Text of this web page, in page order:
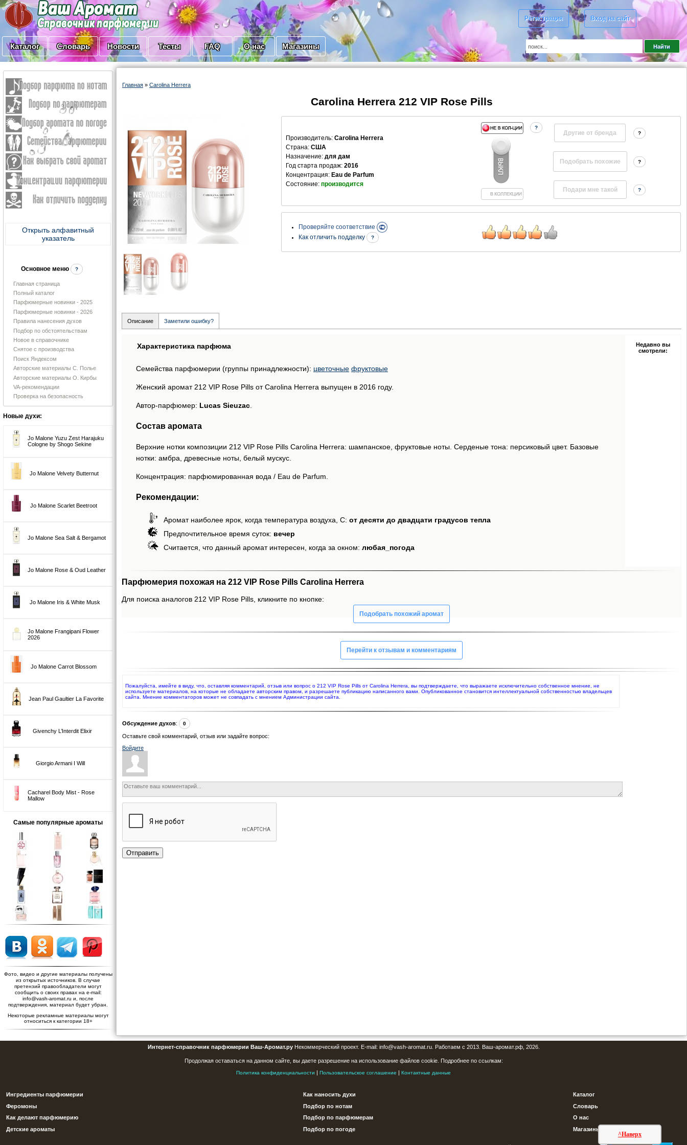
Регистрация Вход на сайт
Каталог Словарь Новости Тесты FAQ О нас Магазины
Открыть алфавитный
указатель
Основное меню ?
Главная страница
Полный каталог
Парфюмерные новинки - 2025
Парфюмерные новинки - 2026
Правила нанесения духов
Подбор по обстоятельствам
Новое в справочнике
Снятое с производства
Поиск Яндексом
Авторские материалы С. Полье
Авторские материалы О. Кирбы
VA-рекомендации
Проверка на безопасность
Новые духи:
Jo Malone Yuzu Zest Harajuku
Cologne by Shogo Sekine
Jo Malone Velvety Butternut
Jo Malone Scarlet Beetroot
Jo Malone Sea Salt & Bergamot
Jo Malone Rose & Oud Leather
Jo Malone Iris & White Musk
Jo Malone Frangipani Flower
2026
Jo Malone Carrot Blossom
Jean Paul Gaultier La Favorite
Givenchy L’Interdit Elixir
Giorgio Armani I Will
Cacharel Body Mist - Rose
Mallow
Самые популярные ароматы
Фото, видео и другие материалы получены
из открытых источников. В случае
претензий правообладатели могут
сообщить о своих правах на e-mail:
info@vash-aromat.ru и, после
подтверждения, материал будет убран.
Некоторые рекламные материалы могут
относиться к категории 18+
Главная » Carolina Herrera
Carolina Herrera 212 VIP Rose Pills
Производитель: Carolina Herrera
Страна: США
Назначение: для дам
Год старта продаж: 2016
Концентрация: Eau de Parfum
Состояние: производится
?
Другие от бренда ?
?
?
Проверяйте соответствие
Как отличить подделку
?
Описание Заметили ошибку?
Характеристика парфюма
Семейства парфюмерии (группы принадлежности): цветочные фруктовые
Женский аромат 212 VIP Rose Pills от Carolina Herrera выпущен в 2016 году.
Автор-парфюмер: Lucas Sieuzac
Состав аромата
Верхние нотки композиции 212 VIP Rose Pills Carolina Herrera: шампанское, фруктовые ноты. Серденые тона: персиковый цвет. Базовые
нотки: амбра, древесные ноты, белый мускус.
Концентрация: парфюмированная вода / Eau de Parfum.
Рекомендации:
Аромат наиболее ярок, когда температура воздуха, С: от десяти до двадцати градусов тепла
Предпочтительное время суток: вечер
Считается, что данный аромат интересен, когда за окном: любая_погода
Недавно вы
смотрели:
Парфюмерия похожая на 212 VIP Rose Pills Carolina Herrera
Для поиска аналогов 212 VIP Rose Pills, кликните по кнопке:
Подобрать похожий аромат
Перейти к отзывам и комментариям
Пожалуйста, имейте в виду, что, оставляя комментарий, отзыв или вопрос о 212 VIP Rose Pills от Carolina Herrera, вы подтверждаете, что выражаете исключительно собственное мнение, не
используете материалов, на которые не обладаете авторским правом, и разрешаете публикацию написанного вами. Опубликованное становится интеллектуальной собственностью владельцев
сайта. Мнение комментаторов может не совпадать с мнением Администрации сайта.
Обсуждение духов: 0
Оставьте свой комментарий, отзыв или задайте вопрос:
Войдите
Отправить
^Наверх
Интернет-справочник парфюмерии Ваш-Аромат.руНекоммерческий проект. E-mail: info@vash-aromat.ru. Работаем с 2013. Ваш-аромат.рф, 2026.
Продолжая оставаться на данном сайте, вы даете разрешение на использование файлов cookie. Подробнее по ссылкам:
Политика конфиденциальности | Пользовательское соглашение | Контактные данные
Ингредиенты парфюмерии
Феромоны
Как делают парфюмерию
Детские ароматы
Как наносить духи
Подбор по нотам
Подбор по парфюмерам
Подбор по погоде
Каталог
Словарь
О нас
Магазины